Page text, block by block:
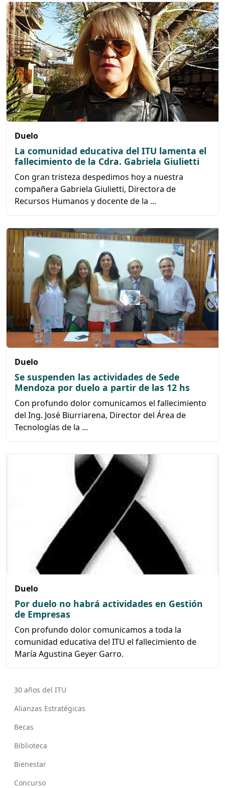
Duelo
La comunidad educativa del ITU lamenta el
fallecimiento de la Cdra. Gabriela Giulietti
Con gran tristeza despedimos hoy a nuestra
compañera Gabriela Giulietti, Directora de
Recursos Humanos y docente de la ...
Duelo
Se suspenden las actividades de Sede
Mendoza por duelo a partir de las 12 hs
Con profundo dolor comunicamos el fallecimiento
del Ing. José Biurriarena, Director del Área de
Tecnologías de la ...
Duelo
Por duelo no habrá actividades en Gestión
de Empresas
Con profundo dolor comunicamos a toda la
comunidad educativa del ITU el fallecimiento de
María Agustina Geyer Garro.
30 años del ITU
Alianzas Estratégicas
Becas
Biblioteca
Bienestar
Concurso